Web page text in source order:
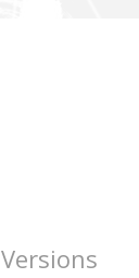
Versions